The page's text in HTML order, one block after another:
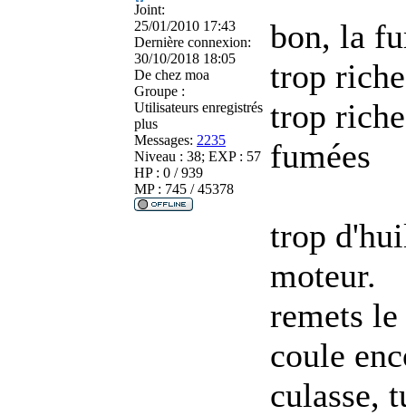
Joint:
25/01/2010 17:43
Dernière connexion:
30/10/2018 18:05
De chez moa
Groupe :
Utilisateurs enregistrés
plus
Messages: 2235
Niveau : 38; EXP : 57
HP : 0 / 939
MP : 745 / 45378
bon, la
trop riche
trop
fumées
trop
moteur.
remets
coule
culasse,